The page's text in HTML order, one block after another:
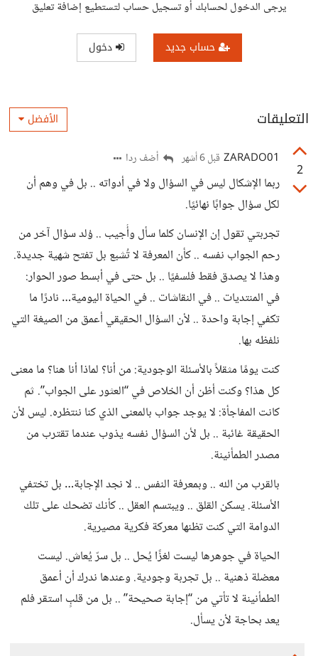
يرجى الدخول لحسابك أو تسجيل حساب لتستطيع إضافة تعليق
حساب جديد دخول
التعليقات الأفضل
2
ZARADO01 قبل 6 أشهر أضف ردا
ربما الإشكال ليس في السؤال ولا في أدواته .. بل في وهم أن
لكل سؤال جوابًا نهائيًا.
تجربتي تقول إن الإنسان كلما سأل وأُجيب .. وُلد سؤال آخر من
رحم الجواب نفسه .. كأن المعرفة لا تُشبع بل تفتح شهية جديدة.
وهذا لا يصدق فقط فلسفيًا .. بل حتى في أبسط صور الحوار:
في المنتديات .. في النقاشات .. في الحياة اليومية… نادرًا ما
تكفي إجابة واحدة .. لأن السؤال الحقيقي أعمق من الصيغة التي
نلفظه بها.
كنت يومًا مثقلاً بالأسئلة الوجودية: من أنا؟ لماذا أنا هنا؟ ما معنى
كل هذا؟ وكنت أظن أن الخلاص في “العثور على الجواب”. ثم
كانت المفاجأة: لا يوجد جواب بالمعنى الذي كنا ننتظره. ليس لأن
الحقيقة غائبة .. بل لأن السؤال نفسه يذوب عندما تقترب من
مصدر الطمأنينة.
بالقرب من الله .. وبمعرفة النفس .. لا نجد الإجابة… بل تختفي
الأسئلة. يسكن القلق .. ويبتسم العقل .. كأنك تضحك على تلك
الدوامة التي كنت تظنها معركة فكرية مصيرية.
الحياة في جوهرها ليست لغزًا يُحل .. بل سرّ يُعاش. ليست
معضلة ذهنية .. بل تجربة وجودية. وعندها ندرك أن أعمق
الطمأنينة لا تأتي من “إجابة صحيحة” .. بل من قلبٍ استقر فلم
يعد بحاجة لأن يسأل.